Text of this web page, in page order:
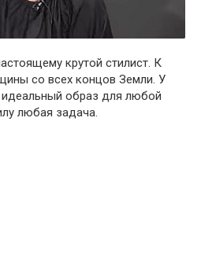
крутой стилист. К
со всех концов Земли. У
идеальный образ для любой
любая задача.